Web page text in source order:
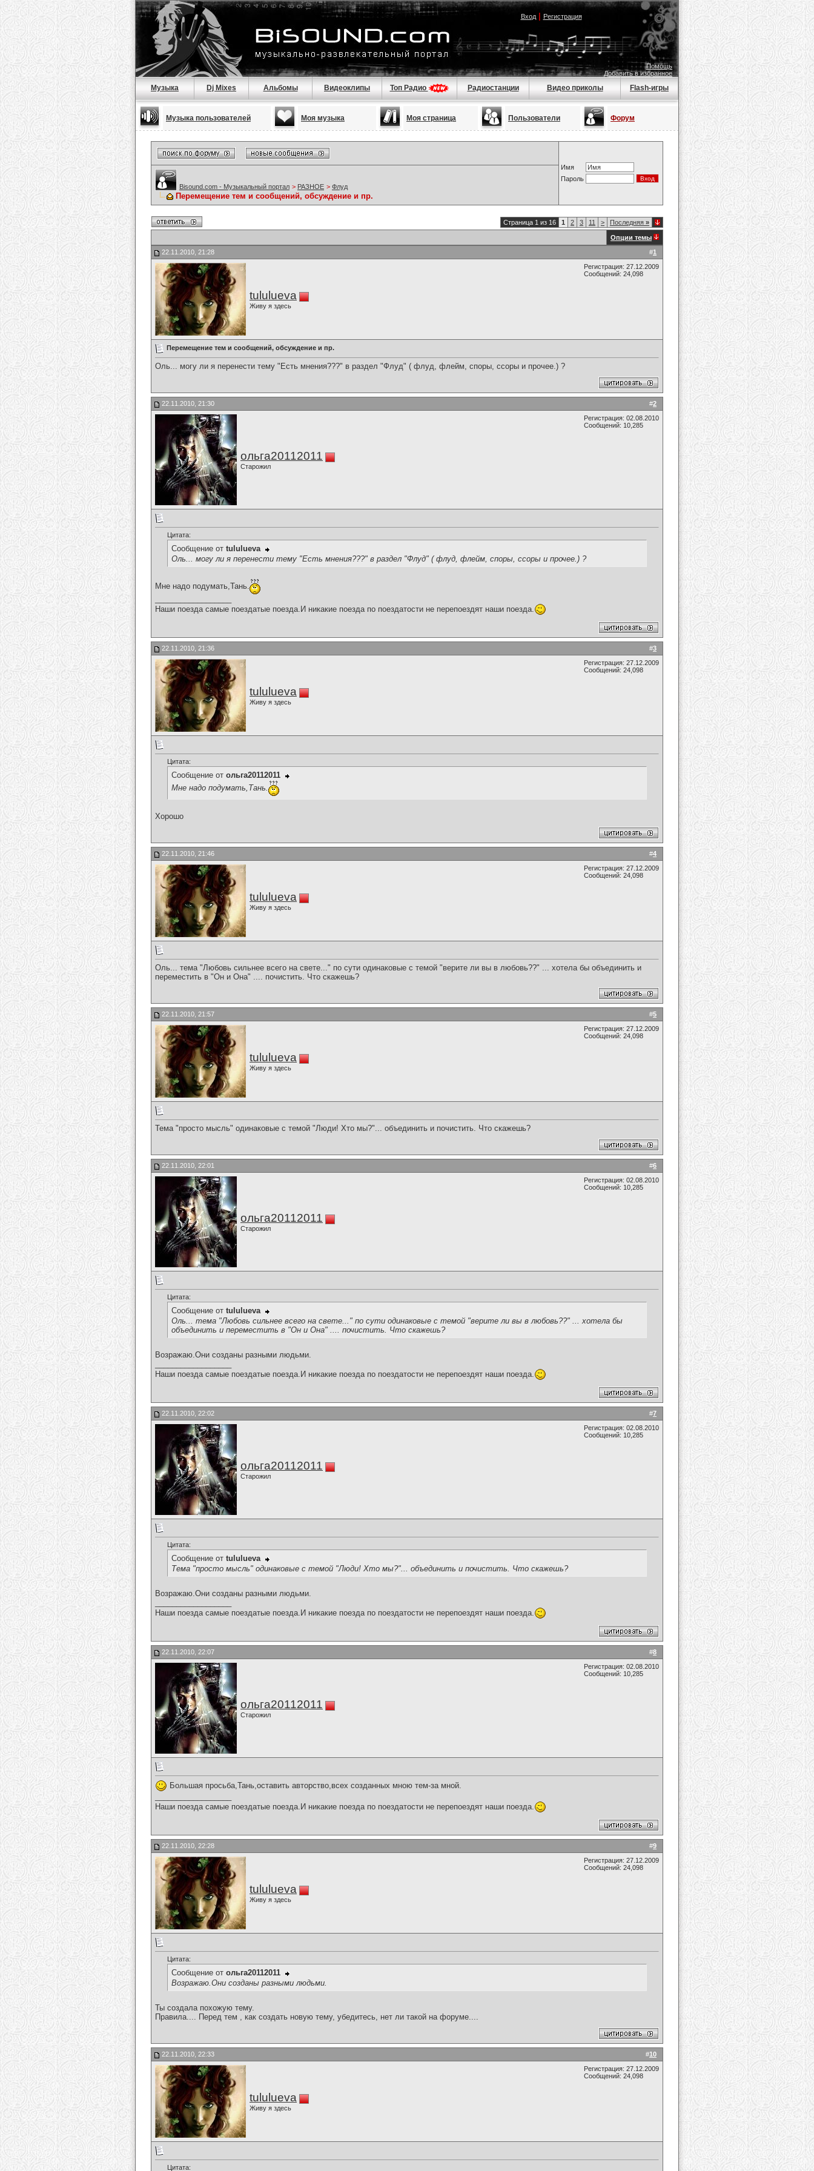
Вход| Регистрация
Помощь
Добавить в избранное
Музыка Dj Mixes Альбомы Видеоклипы Топ Радио Радиостанции Видео приколы Flash-игры
Музыка пользователей Моя музыка Моя страница Пользователи Форум
Имя
Пароль
Bisound.com - Музыкальный портал > РАЗНОЕ > Флуд
Перемещение тем и сообщений, обсуждение и пр.
Страница 1 из 16 1 2 3 11 > Последняя »
Опции темы
#1
22.11.2010, 21:28
tululueva
Живу я здесь
Регистрация: 27.12.2009
Сообщений: 24,098
Перемещение тем и сообщений, обсуждение и пр.
Оль... могу ли я перенести тему "Есть мнения???" в раздел "Флуд" ( флуд, флейм, споры, ссоры и прочее.) ?
#2
22.11.2010, 21:30
ольга20112011
Старожил
Регистрация: 02.08.2010
Сообщений: 10,285
Цитата:
Сообщение от tululueva
Оль... могу ли я перенести тему "Есть мнения???" в раздел "Флуд" ( флуд, флейм, споры, ссоры и прочее.) ?
Мне надо подумать,Тань.
Наши поезда самые поездатые поезда.И никакие поезда по поездатости не перепоездят наши поезда.
#3
22.11.2010, 21:36
tululueva
Живу я здесь
Регистрация: 27.12.2009
Сообщений: 24,098
Цитата:
Сообщение от ольга20112011
Мне надо подумать,Тань.
Хорошо
#4
22.11.2010, 21:46
tululueva
Живу я здесь
Регистрация: 27.12.2009
Сообщений: 24,098
Оль... тема "Любовь сильнее всего на свете..." по сути одинаковые с темой "верите ли вы в любовь??" ... хотела бы объединить и
переместить в "Он и Она" .... почистить. Что скажешь?
#5
22.11.2010, 21:57
tululueva
Живу я здесь
Регистрация: 27.12.2009
Сообщений: 24,098
Тема "просто мысль" одинаковые с темой "Люди! Хто мы?"... объединить и почистить. Что скажешь?
#6
22.11.2010, 22:01
ольга20112011
Старожил
Регистрация: 02.08.2010
Сообщений: 10,285
Цитата:
Сообщение от tululueva
Оль... тема "Любовь сильнее всего на свете..." по сути одинаковые с темой "верите ли вы в любовь??" ... хотела бы
объединить и переместить в "Он и Она" .... почистить. Что скажешь?
Возражаю.Они созданы разными людьми.
Наши поезда самые поездатые поезда.И никакие поезда по поездатости не перепоездят наши поезда.
#7
22.11.2010, 22:02
ольга20112011
Старожил
Регистрация: 02.08.2010
Сообщений: 10,285
Цитата:
Сообщение от tululueva
Тема "просто мысль" одинаковые с темой "Люди! Хто мы?"... объединить и почистить. Что скажешь?
Возражаю.Они созданы разными людьми.
Наши поезда самые поездатые поезда.И никакие поезда по поездатости не перепоездят наши поезда.
#8
22.11.2010, 22:07
ольга20112011
Старожил
Регистрация: 02.08.2010
Сообщений: 10,285
Большая просьба,Тань,оставить авторство,всех созданных мною тем-за мной.
Наши поезда самые поездатые поезда.И никакие поезда по поездатости не перепоездят наши поезда.
#9
22.11.2010, 22:28
tululueva
Живу я здесь
Регистрация: 27.12.2009
Сообщений: 24,098
Цитата:
Сообщение от ольга20112011
Возражаю.Они созданы разными людьми.
Ты создала похожую тему.
Правила.... Перед тем , как создать новую тему, убедитесь, нет ли такой на форуме....
#10
22.11.2010, 22:33
tululueva
Живу я здесь
Регистрация: 27.12.2009
Сообщений: 24,098
Цитата: